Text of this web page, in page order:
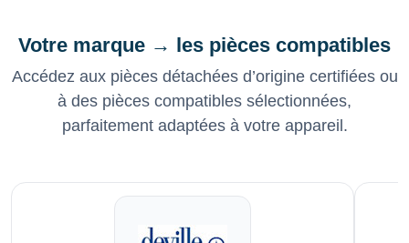
Votre marque → les pièces compatibles
Accédez aux pièces détachées d’origine certifiées ou
à des pièces compatibles sélectionnées,
parfaitement adaptées à votre appareil.